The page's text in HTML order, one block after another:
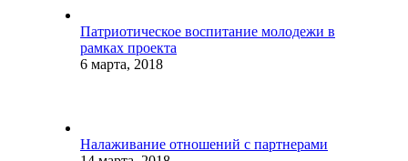
Патриотическое воспитание молодежи в
рамках проекта
6 марта, 2018
Налаживание отношений с партнерами